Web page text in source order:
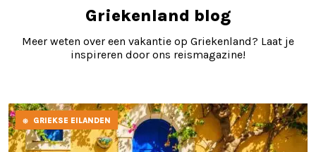
Griekenland blog
Meer weten over een vakantie op Griekenland? Laat je
inspireren door ons reismagazine!
GRIEKSE EILANDEN